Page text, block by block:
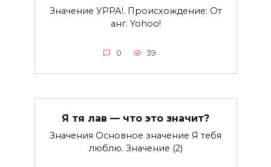
Значение УРРА!. Происхождение: От
анг. Yohoo!
0 39
Я тя лав — что это значит?
Значения Основное значение Я тебя
люблю. Значение (2)